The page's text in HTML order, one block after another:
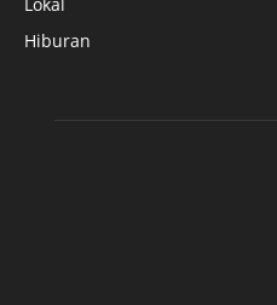
Lokal
Hiburan